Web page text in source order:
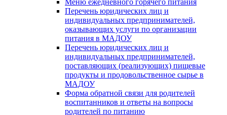
Перечень юридических лиц и
индивидуальных предпринимателей,
оказывающих услуги по организации
питания в МАДОУ
Перечень юридических лиц и
индивидуальных предпринимателей,
поставляющих (реализующих) пищевые
продукты и продовольственное сырье в
МАДОУ
Форма обратной связи для родителей
воспитанников и ответы на вопросы
родителей по питанию